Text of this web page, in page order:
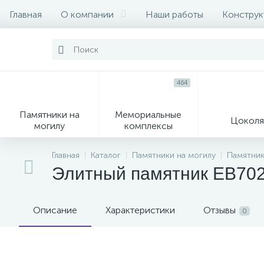
Главная О компании Наши работы
Памятники на
могилу
Мемориальные
комплексы
464
Цоколя
Главная Каталог Памятники на могилу
Элитный памятник
Описание Характеристики Отзывы 0